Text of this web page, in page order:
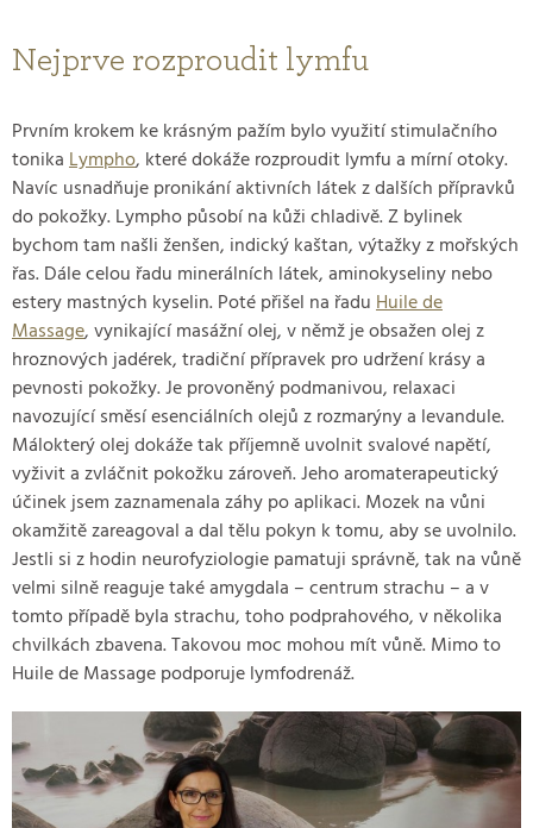
Nejprve rozproudit lymfu
Prvním krokem ke krásným pažím bylo využití stimulačního
tonikaLympho, které dokáže rozproudit lymfu a mírní otoky.
Navíc usnadňuje pronikání aktivních látek z dalších přípravků
do pokožky. Lympho působí na kůži chladivě. Z bylinek
bychom tam našli ženšen, indický kaštan, výtažky z mořských
řas. Dále celou řadu minerálních látek, aminokyseliny nebo
estery mastných kyselin. Poté přišel na řaduHuile de
Massage, vynikající masážní olej, v němž je obsažen olej z
hroznových jadérek, tradiční přípravek pro udržení krásy a
pevnosti pokožky. Je provoněný podmanivou, relaxaci
navozující směsí esenciálních olejů z rozmarýny a levandule.
Málokterý olej dokáže tak příjemně uvolnit svalové napětí,
vyživit a zvláčnit pokožku zároveň. Jeho aromaterapeutický
účinek jsem zaznamenala záhy po aplikaci. Mozek na vůni
okamžitě zareagoval a dal tělu pokyn k tomu, aby se uvolnilo.
Jestli si z hodin neurofyziologie pamatuji správně, tak na vůně
velmi silně reaguje také amygdala – centrum strachu – a v
tomto případě byla strachu, toho podprahového, v několika
chvilkách zbavena. Takovou moc mohou mít vůně. Mimo to
Huile de Massage podporuje lymfodrenáž.